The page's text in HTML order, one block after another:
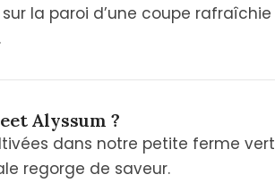
la paroi d’une coupe rafraîchie
Alyssum ?
dans notre petite ferme
regorge de saveur.